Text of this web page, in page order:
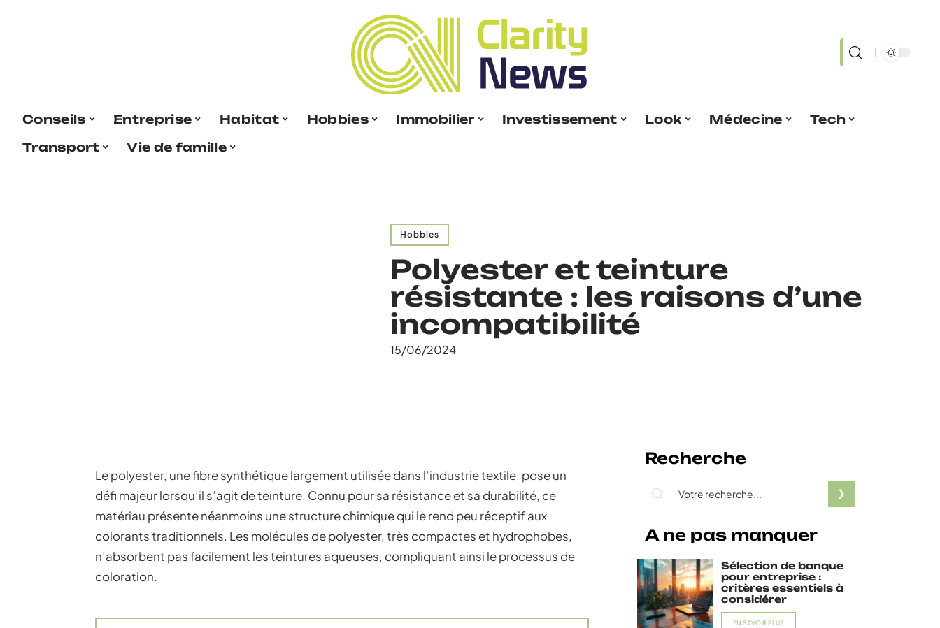
Conseils Entreprise Habitat Hobbies Immobilier Investissement Look Médecine
Tech
Transport
Vie de famille
Hobbies
Polyester et teinture
résistante : les raisons d’une
incompatibilité
15/06/2024
Le polyester, une fibre synthétique largement utilisée dans l’industrie textile, pose un
défi majeur lorsqu’il s’agit de teinture. Connu pour sa résistance et sa durabilité, ce
matériau présente néanmoins une structure chimique qui le rend peu réceptif aux
colorants traditionnels. Les molécules de polyester, très compactes et hydrophobes,
n’absorbent pas facilement les teintures aqueuses, compliquant ainsi le processus de
coloration.
Recherche
A ne pas manquer
Sélection de banque
pour entreprise :
critères essentiels à
considérer
EN SAVOIR PLUS